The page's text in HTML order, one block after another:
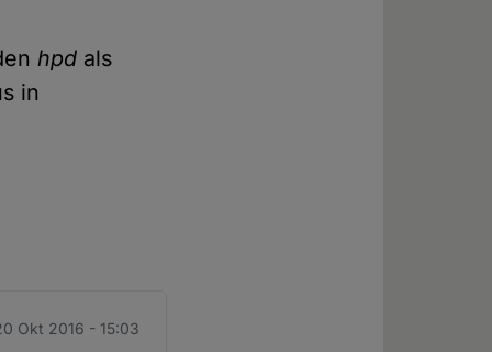
hpd als
in
Okt 2016 - 15:03